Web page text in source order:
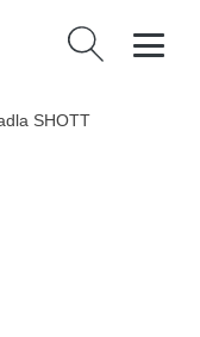
Vyhledávání
SHOTT